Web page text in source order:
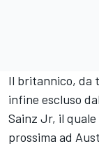
Il britannico, da
infine escluso
Sainz Jr, il
prossima ad